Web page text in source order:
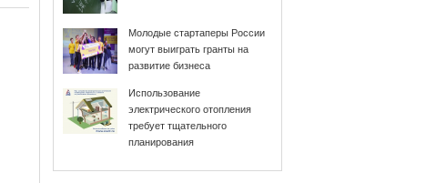
Молодые стартаперы России
могут выиграть гранты на
развитие бизнеса
Использование
электрического отопления
требует тщательного
планирования